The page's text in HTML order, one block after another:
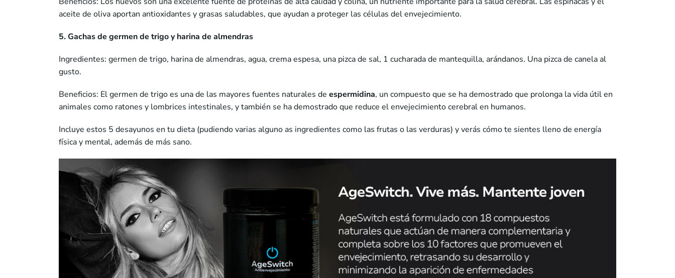
aceite de oliva aportan antioxidantes y grasas saludables, que ayudan a proteger las células del envejecimiento.
5. Gachas de germen de trigo y harina de almendras
Ingredientes: germen de trigo, harina de almendras, agua, crema espesa, una pizca de sal, 1 cucharada de mantequilla, arándanos. Una pizca de canela al
gusto.
Beneficios: El germen de trigo es una de las mayores fuentes naturales de espermidina, un compuesto que se ha demostrado que prolonga la vida útil en
animales como ratones y lombrices intestinales, y también se ha demostrado que reduce el envejecimiento cerebral en humanos.
Incluye estos 5 desayunos en tu dieta (pudiendo varias alguno as ingredientes como las frutas o las verduras) y verás cómo te sientes lleno de energía
física y mental, además de más sano.